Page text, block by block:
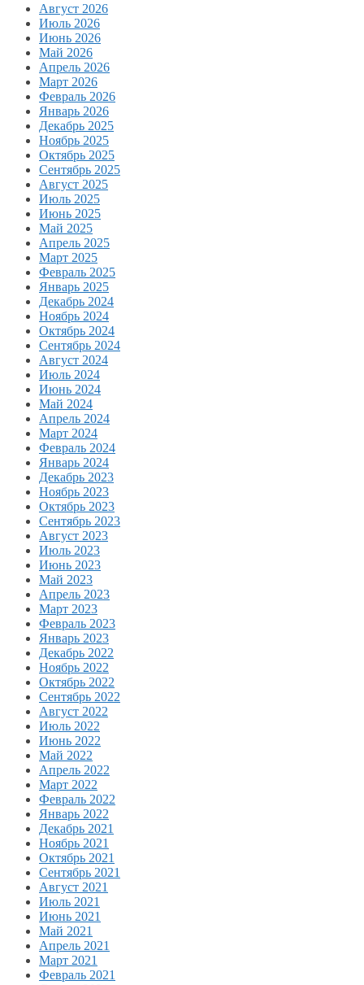
Август 2026
Июль 2026
Июнь 2026
Май 2026
Апрель 2026
Март 2026
Февраль 2026
Январь 2026
Декабрь 2025
Ноябрь 2025
Октябрь 2025
Сентябрь 2025
Август 2025
Июль 2025
Июнь 2025
Май 2025
Апрель 2025
Март 2025
Февраль 2025
Январь 2025
Декабрь 2024
Ноябрь 2024
Октябрь 2024
Сентябрь 2024
Август 2024
Июль 2024
Июнь 2024
Май 2024
Апрель 2024
Март 2024
Февраль 2024
Январь 2024
Декабрь 2023
Ноябрь 2023
Октябрь 2023
Сентябрь 2023
Август 2023
Июль 2023
Июнь 2023
Май 2023
Апрель 2023
Март 2023
Февраль 2023
Январь 2023
Декабрь 2022
Ноябрь 2022
Октябрь 2022
Сентябрь 2022
Август 2022
Июль 2022
Июнь 2022
Май 2022
Апрель 2022
Март 2022
Февраль 2022
Январь 2022
Декабрь 2021
Ноябрь 2021
Октябрь 2021
Сентябрь 2021
Август 2021
Июль 2021
Июнь 2021
Май 2021
Апрель 2021
Март 2021
Февраль 2021